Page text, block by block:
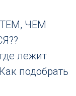
ТЕМ, ЧЕМ
лежит
подобрать